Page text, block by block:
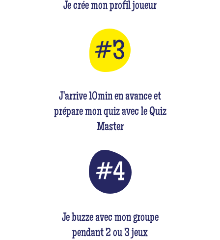
Je crée mon profil joueur
J'arrive 10min en avance et
prépare mon quiz avec le Quiz
Master
Je buzze avec mon groupe
pendant 2 ou 3 jeux